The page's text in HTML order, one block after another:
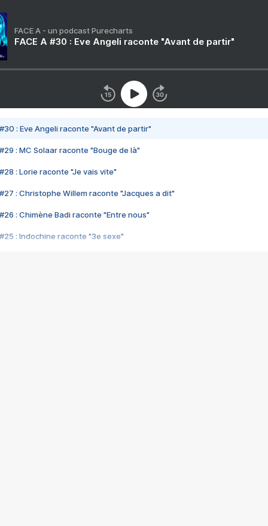
FACE A - un podcast Purecharts
FACE A #30 : Eve Angeli raconte "Avant de partir"
#30 : Eve Angeli raconte "Avant de partir"
#29 : MC Solaar raconte "Bouge de là"
#28 : Lorie raconte "Je vais vite"
#27 : Christophe Willem raconte "Jacques a dit"
#26 : Chimène Badi raconte "Entre nous"
#25 : Indochine raconte "3e sexe"